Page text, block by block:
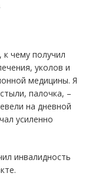
к чему получил
уколов и
медицины. Я
палочка, –
на дневной
усиленно
инвалидность